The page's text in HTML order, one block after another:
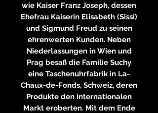
wie Kaiser Franz Joseph, dessen
Ehefrau Kaiserin Elisabeth (Sissi)
und Sigmund Freud zu seinen
ehrenwerten Kunden. Neben
Niederlassungen in Wien und
Prag besaß die Familie Suchy
eine Taschenuhrfabrik in La-
Chaux-de-Fonds, Schweiz, deren
Produkte den internationalen
Markt eroberten. Mit dem Ende